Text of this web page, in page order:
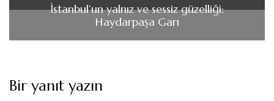
İstanbul’un yalnız ve sessiz güzelliği:
Haydarpaşa Garı
Bir yanıt yazın